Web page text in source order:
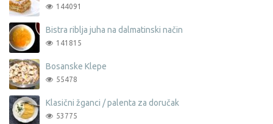
144091
Bistra riblja juha na dalmatinski način
141815
Bosanske Klepe
55478
Klasični žganci / palenta za doručak
53775